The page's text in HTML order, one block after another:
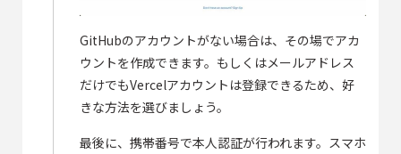
GitHubのアカウントがない場合は、その場でアカ
ウントを作成できます。もしくはメールアドレス
だけでもVercelアカウントは登録できるため、好
きな方法を選びましょう。
最後に、携帯番号で本人認証が行われます。スマホ